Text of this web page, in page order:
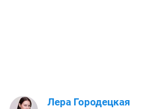
Лера Городецкая